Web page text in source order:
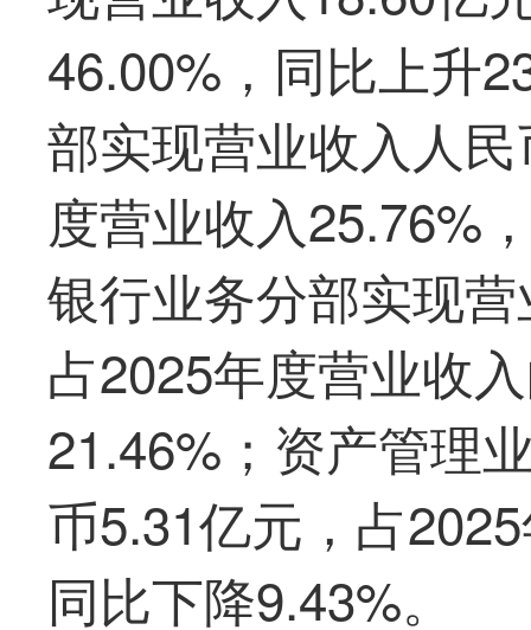
46.00%，同比上升
部实现营业收入人
度营业收入25.76%
银行业务分部实现
占2025年度营业收
21.46%；资产管理
币5.31亿元，占
同比下降9.43%。